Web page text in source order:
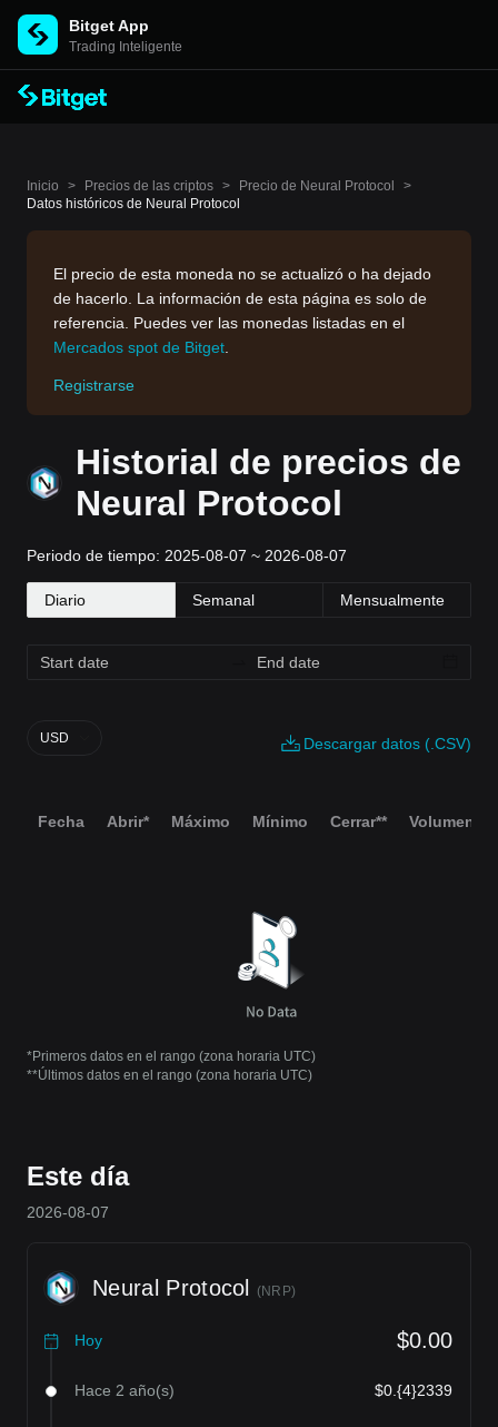
Bitget App
Trading Inteligente
Inicio > Precios de las criptos > Precio de Neural Protocol
>
Datos históricos de Neural Protocol
El precio de esta moneda no se actualizó o ha dejado
de hacerlo. La información de esta página es solo de
referencia. Puedes ver las monedas listadas en el
Mercados spot de Bitget
Registrarse
Historial de precios de
Neural Protocol
Periodo de tiempo: 2025-08-07 ~ 2026-08-07
Diario Semanal Mensualmente
Descargar datos (.CSV)
USD
Fecha Abrir* Máximo Mínimo Cerrar** Volumen
*Primeros datos en el rango (zona horaria UTC)
**Últimos datos en el rango (zona horaria UTC)
Este día
2026-08-07
Neural Protocol (NRP)
Hoy $0.00
Hace 2 año(s) $0.{4}2339